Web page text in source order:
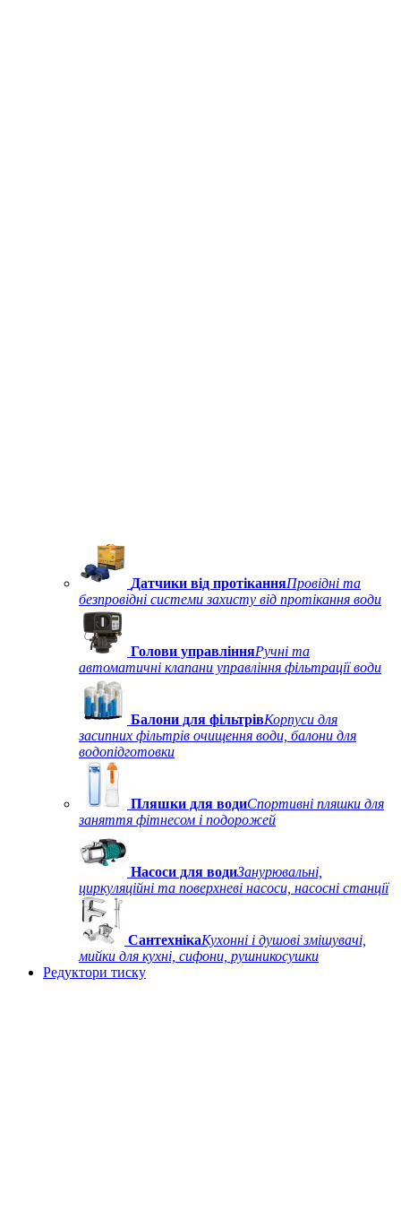
Датчики від протіканняПровідні та
безпровідні системи захисту від протікання води
Голови управлінняРучні та
автоматичні клапани управління фільтрації води
Балони для фільтрівКорпуси для
засипних фільтрів очищення води, балони для
водопідготовки
Пляшки для водиСпортивні пляшки для
заняття фітнесом і подорожей
Насоси для водиЗанурювальні,
циркуляційні та поверхневі насоси, насосні станції
СантехнікаКухонні і душові змішувачі,
мийки для кухні, сифони, рушникосушки
Редуктори тиску